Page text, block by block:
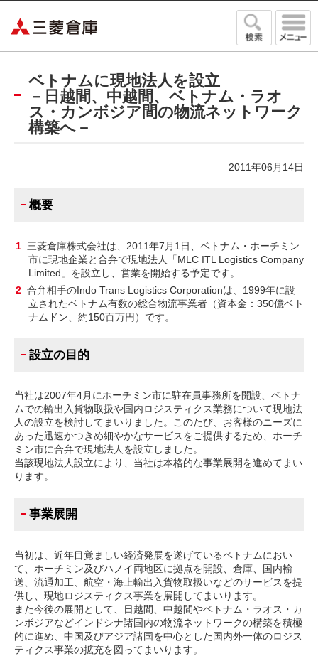
ベトナムに現地法人を設立
－日越間、中越間、ベトナム・ラオ
ス・カンボジア間の物流ネットワーク
構築へ－
2011年06月14日
概要
1 三菱倉庫株式会社は、2011年7月1日、ベトナム・ホーチミン
市に現地企業と合弁で現地法人「MLC ITL Logistics Company
Limited」を設立し、営業を開始する予定です。
2 合弁相手のIndo Trans Logistics Corporationは、1999年に設
立されたベトナム有数の総合物流事業者（資本金：350億ベト
ナムドン、約150百万円）です。
設立の目的
当社は2007年4月にホーチミン市に駐在員事務所を開設、ベトナ
ムでの輸出入貨物取扱や国内ロジスティクス業務について現地法
人の設立を検討してまいりました。このたび、お客様のニーズに
あった迅速かつきめ細やかなサービスをご提供するため、ホーチ
ミン市に合弁で現地法人を設立しました。
当該現地法人設立により、当社は本格的な事業展開を進めてまい
ります。
事業展開
当初は、近年目覚ましい経済発展を遂げているベトナムにおい
て、ホーチミン及びハノイ両地区に拠点を開設、倉庫、国内輸
送、流通加工、航空・海上輸出入貨物取扱いなどのサービスを提
供し、現地ロジスティクス事業を展開してまいります。
また今後の展開として、日越間、中越間やベトナム・ラオス・カ
ンボジアなどインドシナ諸国内の物流ネットワークの構築を積極
的に進め、中国及びアジア諸国を中心とした国内外一体のロジス
ティクス事業の拡充を図ってまいります。